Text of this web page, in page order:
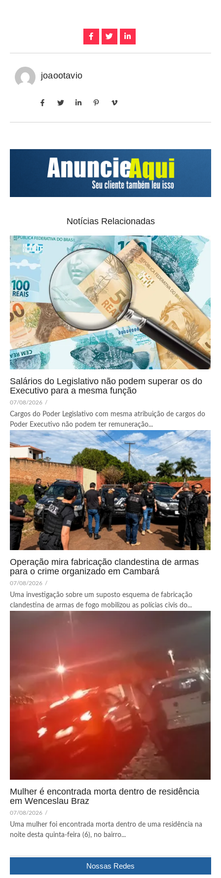
joaootavio
Notícias Relacionadas
Salários do Legislativo não podem superar os do
Executivo para a mesma função
07/08/2026 /
Cargos do Poder Legislativo com mesma atribuição de cargos do
Poder Executivo não podem ter remuneração...
Operação mira fabricação clandestina de armas
para o crime organizado em Cambará
07/08/2026 /
Uma investigação sobre um suposto esquema de fabricação
clandestina de armas de fogo mobilizou as polícias civis do...
Mulher é encontrada morta dentro de residência
em Wenceslau Braz
07/08/2026 /
Uma mulher foi encontrada morta dentro de uma residência na
noite desta quinta-feira (6), no bairro...
Nossas Redes